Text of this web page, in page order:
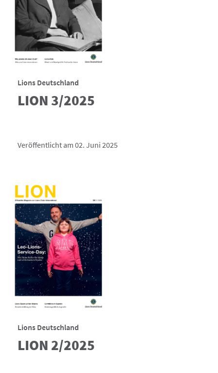
Lions Deutschland
LION 3/2025
Veröffentlicht am 02. Juni 2025
Lions Deutschland
LION 2/2025